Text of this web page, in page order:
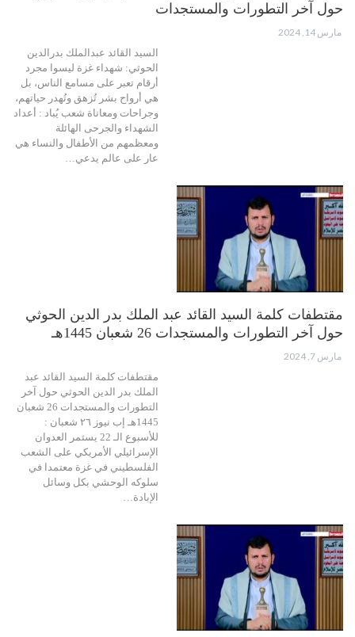
حول آخر التطورات والمستجدات
مارس 14, 2024
السيد القائد عبدالملك بدرالدين
الحوثي: شهداء غزة ليسوا مجرد
أرقام تعبر على مسامع الناس، بل
هي أرواح بشر تُزهق وتُهدر حياتهم،
وجراحات ومعاناة شعب يُباد : أعداد
الشهداء والجرحى الهائلة
ومعظمهم من الأطفال والنساء هي
عار على عالم يدعي…
مقتطفات كلمة السيد القائد عبد الملك بدر الدين الحوثي
حول آخر التطورات والمستجدات 26 شعبان 1445هـ
مارس 7, 2024
مقتطفات كلمة السيد القائد عبد
الملك بدر الدين الحوثي حول آخر
التطورات والمستجدات 26 شعبان
1445هـ إب نيوز ٢٦ شعبان :
للأسبوع الـ 22 يستمر العدوان
الإسرائيلي الأمريكي على الشعب
الفلسطيني في غزة معتمدا في
سلوكه الوحشي بكل وسائل
الإبادة…